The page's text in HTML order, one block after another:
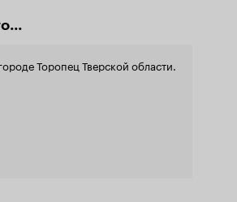
Торопец Тверской области.